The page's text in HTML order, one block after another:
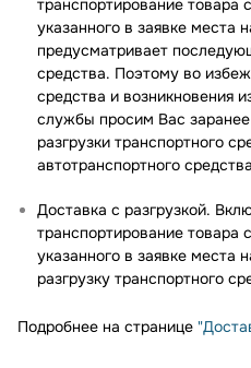
транспортирование товара
указанного в заявке места
предусматривает
средства. Поэтому во
средства и возникновения
службы просим Вас
разгрузки транспортного
автотранспортного
Доставка с разгрузкой.
транспортирование товара
указанного в заявке места
разгрузку транспортного
Подробнее на странице